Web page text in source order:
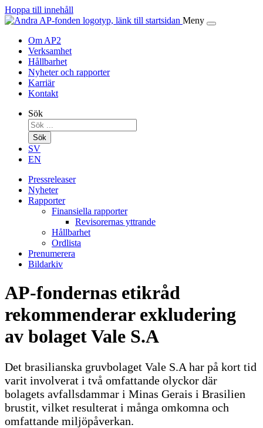
Hoppa till innehåll
Meny
Om AP2
Verksamhet
Hållbarhet
Nyheter och rapporter
Karriär
Kontakt
Sök
Sök
SV
EN
Pressreleaser
Nyheter
Rapporter
Finansiella rapporter
Revisorernas yttrande
Hållbarhet
Ordlista
Prenumerera
Bildarkiv
AP-fondernas etikråd
rekommenderar exkludering
av bolaget Vale S.A
Det brasilianska gruvbolaget Vale S.A har på kort tid
varit involverat i två omfattande olyckor där
bolagets avfallsdammar i Minas Gerais i Brasilien
brustit, vilket resulterat i många omkomna och
omfattande miljöpåverkan.